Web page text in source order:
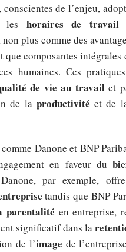
de l’enjeu,
les horaires de travail
non plus comme des
que composantes
humaines. Ces
de vie au travailet
de la productivité et de
Danone et BNP
en faveur du
par exemple,
tandis que BNP
parentalité en entreprise,
significatif dans la
de l’image de